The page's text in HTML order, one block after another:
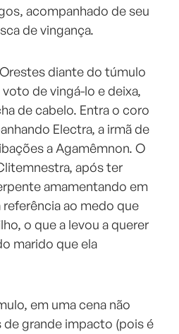
acompanhado de seu
de vingança.
diante do túmulo
de vingá-lo e deixa,
de cabelo. Entra o coro
Electra, a irmã de
a Agamêmnon. O
após ter
amamentando em
referência ao medo que
o que a levou a querer
marido que ela
em uma cena não
grande impacto (pois é